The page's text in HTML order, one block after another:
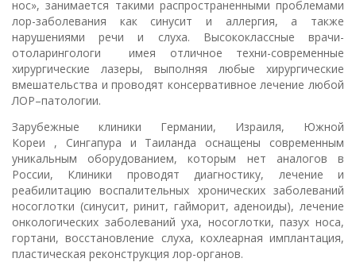
нос», занимается такими распространенными проблемами
лор-заболевания как синусит и аллергия, а также
нарушениями речи и слуха. Высококлассные врачи-
отоларингологи имея отличное техни-современные
хирургические лазеры, выполняя любые хирургические
вмешательства и проводят консервативное лечение любой
ЛОР–патологии.
Зарубежные клиники Германии, Израиля, Южной
Кореи , Сингапура и Таиланда оснащены современным
уникальным оборудованием, которым нет аналогов в
России, Клиники проводят диагностику, лечение и
реабилитацию воспалительных хронических заболеваний
носоглотки (синусит, ринит, гайморит, аденоиды), лечение
онкологических заболеваний уха, носоглотки, пазух носа,
гортани, восстановление слуха, кохлеарная имплантация,
пластическая реконструкция лор-органов.